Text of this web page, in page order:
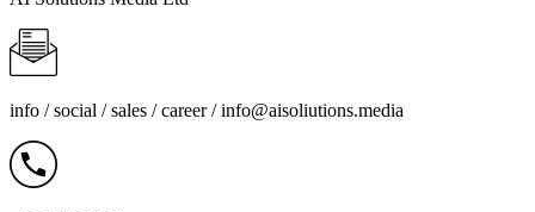
info / social / sales / career /info@aisoliutions.media